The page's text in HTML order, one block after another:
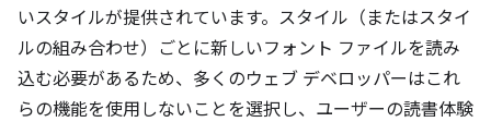
いスタイルが提供されています。スタイル（またはスタイ
ルの組み合わせ）ごとに新しいフォント ファイルを読み
込む必要があるため、多くのウェブ デベロッパーはこれ
らの機能を使用しないことを選択し、ユーザーの読書体験